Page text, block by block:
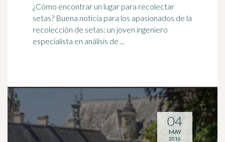
¿Cómo encontrar un lugar para recolectar
setas? Buena noticia para los apasionados de la
recolección de setas: un joven ingeniero
especialista en análisis de ...
04
MAY
2016